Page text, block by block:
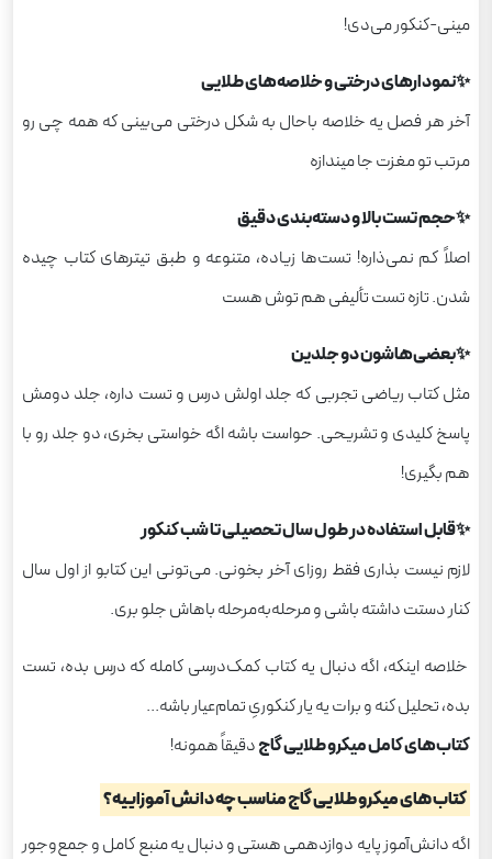
مینی‌-کنکور می‌دی!
✨نمودارهای درختی و خلاصه‌های طلایی
آخر هر فصل یه خلاصه باحال به شکل درختی می‌بینی که همه چی رو
مرتب تو مغزت جا میندازه
✨حجم تست بالا و دسته‌بندی دقیق
اصلاً کم نمی‌ذاره! تست‌ها زیاده، متنوعه و طبق تیترهای کتاب چیده
شدن. تازه تست تألیفی هم توش هست
✨بعضی‌هاشون دو جلدین
مثل کتاب ریاضی تجربی که جلد اولش درس و تست داره، جلد دومش
پاسخ کلیدی و تشریحی. حواست باشه اگه خواستی بخری، دو جلد رو با
هم بگیری!
✨قابل استفاده در طول سال تحصیلی تا شب کنکور
لازم نیست بذاری فقط روزای آخر بخونی. می‌تونی این کتابو از اول سال
کنار دستت داشته باشی و مرحله‌به‌مرحله باهاش جلو بری.
خلاصه اینکه، اگه دنبال یه کتاب کمک‌درسی کامله که درس بده، تست
بده، تحلیل کنه و برات یه یار کنکوریِ تمام‌عیار باشه...
کتاب‌های کامل میکرو طلایی گاجدقیقاً همونه!
کتاب های میکرو طلایی گاج مناسب چه دانش آموزاییه؟
اگه دانش‌آموز پایه دوازدهمی هستی و دنبال یه منبع کامل و جمع‌وجور